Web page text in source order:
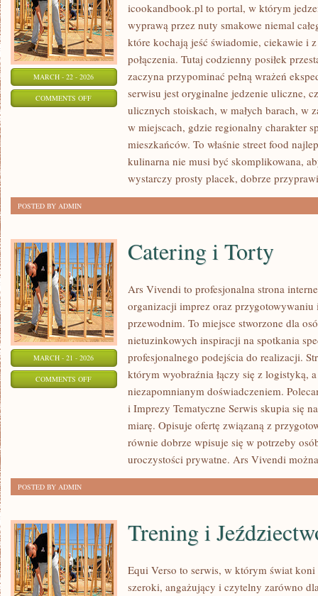
MARCH - 22 - 2026
COMMENTS OFFON
SŁODKOŚCI
icookandbook.pl to portal, w którym
wyprawą przez nuty smakowe niemal
które kochają jeść świadomie, ciekawie i
połączenia. Tutaj codzienny posiłek
zaczyna przypominać pełną wrażeń
serwisu jest oryginalne jedzenie uliczne,
ulicznych stoiskach, w małych barach, w
w miejscach, gdzie regionalny charakter
mieszkańców. To właśnie street food
kulinarna nie musi być skomplikowana,
wystarczy prosty placek, dobrze
POSTED BY ADMIN
MARCH - 21 - 2026
COMMENTS OFFON
Catering i Torty
Ars Vivendi to profesjonalna strona
organizacji imprez oraz
przewodnim. To miejsce stworzone dla
nietuzinkowych inspiracji na spotkania
profesjonalnego podejścia do realizacji.
którym wyobraźnia łączy się z logistyką,
niezapomnianym doświadczeniem.
i Imprezy Tematyczne Serwis skupia się
miarę. Opisuje ofertę związaną z
równie dobrze wpisuje się w potrzeby
uroczystości prywatne. Ars Vivendi można
POSTED BY ADMIN
Trening i
Equi Verso to serwis, w którym świat
szeroki, angażujący i czytelny zarówno